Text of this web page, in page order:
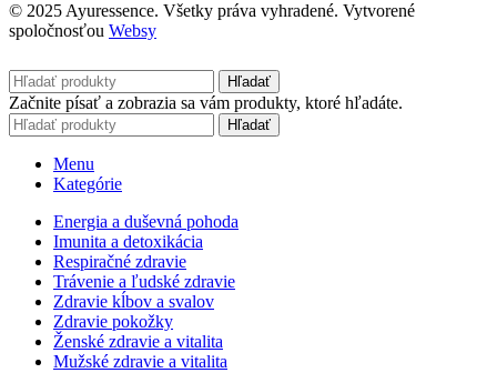
© 2025 Ayuressence. Všetky práva vyhradené. Vytvorené
spoločnosťou Websy
Hľadať
Začnite písať a zobrazia sa vám produkty, ktoré hľadáte.
Hľadať
Menu
Kategórie
Energia a duševná pohoda
Imunita a detoxikácia
Respiračné zdravie
Trávenie a ľudské zdravie
Zdravie kĺbov a svalov
Zdravie pokožky
Ženské zdravie a vitalita
Mužské zdravie a vitalita